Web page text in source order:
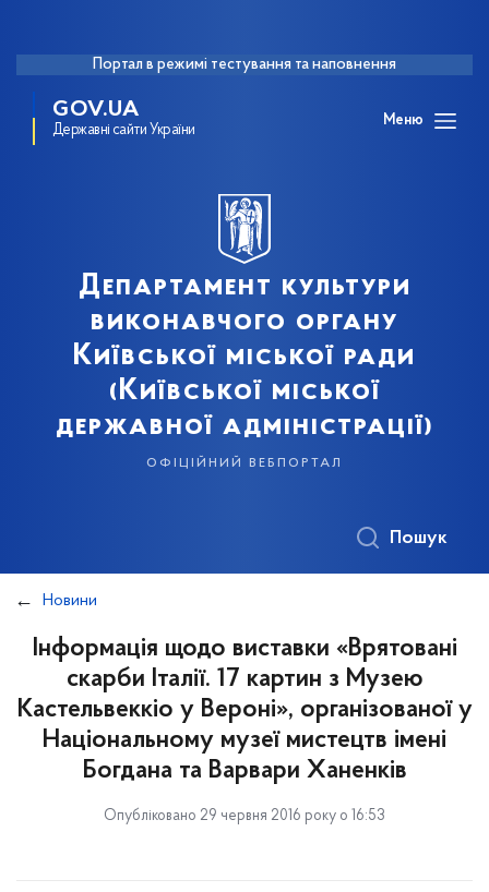
Портал в режимі тестування та наповнення
GOV.UA
Державні сайти України
Меню
Департамент культури
виконавчого органу
Київської міської ради
(Київської міської
державної адміністрації)
офіційний вебпортал
Пошук
Новини
Інформація щодо виставки «Врятовані
скарби Італії. 17 картин з Музею
Кастельвеккіо у Вероні», організованої у
Національному музеї мистецтв імені
Богдана та Варвари Ханенків
Опубліковано 29 червня 2016 року о 16:53